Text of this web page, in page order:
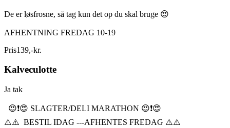
De er løsfrosne, så tag kun det op du skal bruge 😍
AFHENTNING FREDAG 10-19
Pris139,-kr.
Kalveculotte
Ja tak
😍❗️😍 SLAGTER/DELI MARATHON 😍❗️😍
⚠️⚠️ BESTIL IDAG ---AFHENTES FREDAG ⚠️⚠️